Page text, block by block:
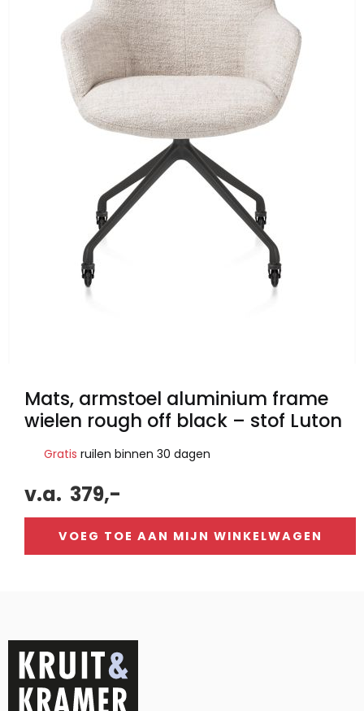
Mats, armstoel aluminium frame
wielen rough off black – stof Luton
Gratis ruilen binnen 30 dagen
v.a. 379,-
VOEG TOE AAN MIJN WINKELWAGEN